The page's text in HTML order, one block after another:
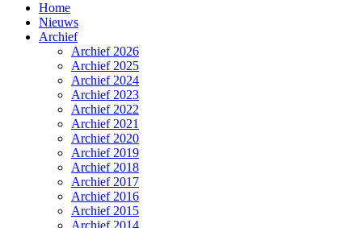
Home
Nieuws
Archief
Archief 2026
Archief 2025
Archief 2024
Archief 2023
Archief 2022
Archief 2021
Archief 2020
Archief 2019
Archief 2018
Archief 2017
Archief 2016
Archief 2015
Archief 2014